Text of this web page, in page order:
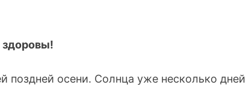
поздней осени. Солнца уже несколько дней